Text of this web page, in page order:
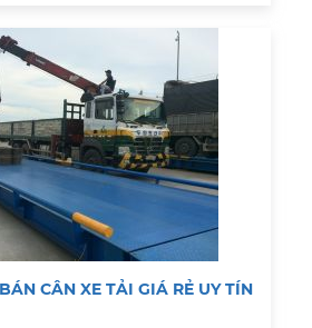
CÂN XE TẢI GIÁ RẺ UY TÍN